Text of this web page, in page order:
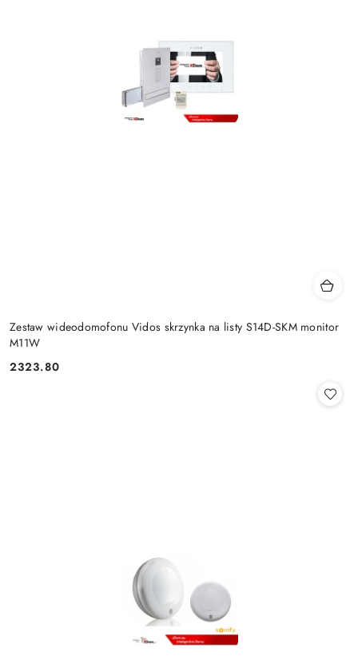
Zestaw wideodomofonu Vidos skrzynka na listy S14D-SKM monitor
M11W
Cena:
2323.80